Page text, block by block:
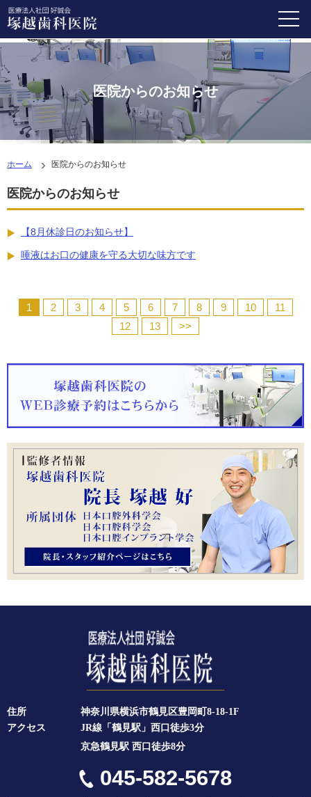
医院からのお知らせ
ホーム 医院からのお知らせ
医院からのお知らせ
【8月休診日のお知らせ】
唾液はお口の健康を守る大切な味方です
1 2 3 4 5 6 7 8 9 10
11
12
13 >>
住所
神奈川県横浜市鶴見区豊岡町8-18-1F
アクセス
JR線「鶴見駅」西口徒歩3分
京急鶴見駅 西口徒歩8分
045-582-5678